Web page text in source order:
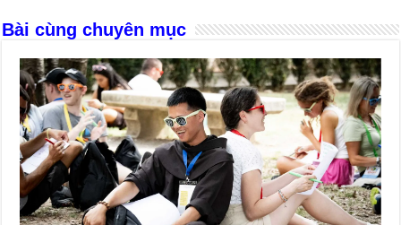
Bài cùng chuyên mục